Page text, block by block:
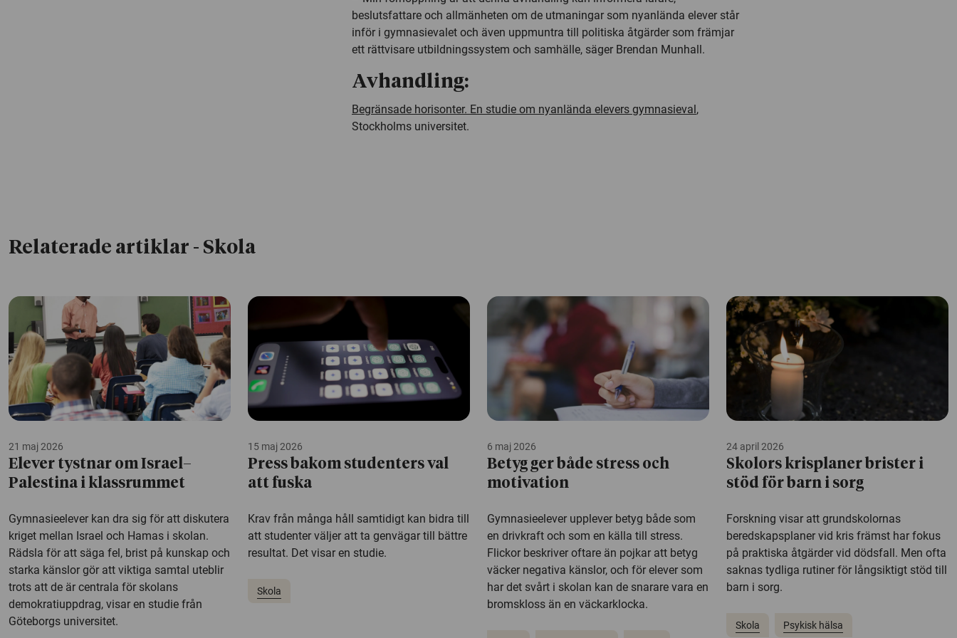
beslutsfattare och allmänheten om de utmaningar som nyanlända elever står
inför i gymnasievalet och även uppmuntra till politiska åtgärder som främjar
ett rättvisare utbildningssystem och samhälle, säger Brendan Munhall.
Avhandling:
Begränsade horisonter. En studie om nyanlända elevers gymnasieval,
Stockholms universitet.
Relaterade artiklar - Skola
21 maj 2026
Elever tystnar om Israel–
Palestina i klassrummet
Gymnasieelever kan dra sig för att diskutera
kriget mellan Israel och Hamas i skolan.
Rädsla för att säga fel, brist på kunskap och
starka känslor gör att viktiga samtal uteblir
trots att de är centrala för skolans
demokratiuppdrag, visar en studie från
Göteborgs universitet.
15 maj 2026
Press bakom studenters val
att fuska
Krav från många håll samtidigt kan bidra till
att studenter väljer att ta genvägar till bättre
resultat. Det visar en studie.
Skola
6 maj 2026
Betyg ger både stress och
motivation
Gymnasieelever upplever betyg både som
en drivkraft och som en källa till stress.
Flickor beskriver oftare än pojkar att betyg
väcker negativa känslor, och för elever som
har det svårt i skolan kan de snarare vara en
bromskloss än en väckarklocka.
24 april 2026
Skolors krisplaner brister i
stöd för barn i sorg
Forskning visar att grundskolornas
beredskapsplaner vid kris främst har fokus
på praktiska åtgärder vid dödsfall. Men ofta
saknas tydliga rutiner för långsiktigt stöd till
barn i sorg.
Skola Psykisk hälsa